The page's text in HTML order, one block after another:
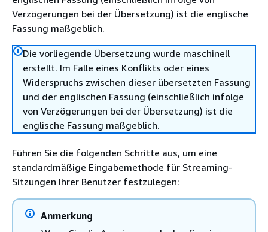
Verzögerungen bei der Übersetzung) ist die englische
Fassung maßgeblich.
Die vorliegende Übersetzung wurde maschinell
erstellt. Im Falle eines Konflikts oder eines
Widerspruchs zwischen dieser übersetzten Fassung
und der englischen Fassung (einschließlich infolge
von Verzögerungen bei der Übersetzung) ist die
englische Fassung maßgeblich.
Führen Sie die folgenden Schritte aus, um eine
standardmäßige Eingabemethode für Streaming-
Sitzungen Ihrer Benutzer festzulegen:
Anmerkung